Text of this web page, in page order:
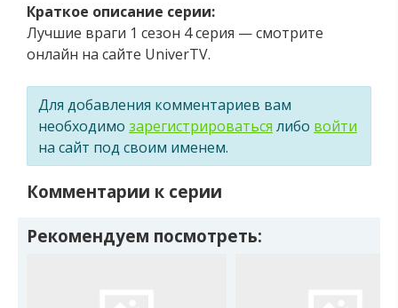
Краткое описание серии:
Лучшие враги 1 сезон 4 серия — смотрите
онлайн на сайте UniverTV.
Для добавления комментариев вам
необходимо зарегистрироваться либо войти
на сайт под своим именем.
Комментарии к серии
Рекомендуем посмотреть: